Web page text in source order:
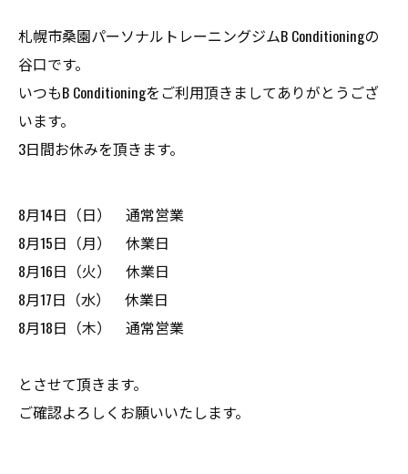
札幌市桑園パーソナルトレーニングジムB Conditioningの
谷口です。
いつもB Conditioningをご利用頂きましてありがとうござ
います。
3日間お休みを頂きます。
8月14日（日） 通常営業
8月15日（月） 休業日
8月16日（火） 休業日
8月17日（水） 休業日
8月18日（木） 通常営業
とさせて頂きます。
ご確認よろしくお願いいたします。